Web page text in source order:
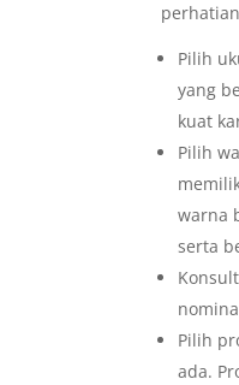
Pilih
yang
kuat
Pilih
warna
serta
Pilih
ada.